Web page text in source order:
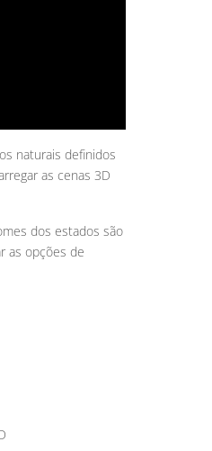
naturais definidos
as cenas 3D
dos estados são
as opções de